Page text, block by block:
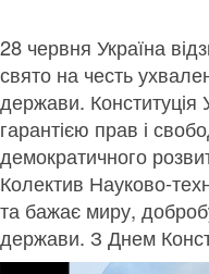
28 червня Україна
свято на честь
держави.
гарантією прав і
демократичного
Колектив Науково-
та бажає миру,
держави. З Днем